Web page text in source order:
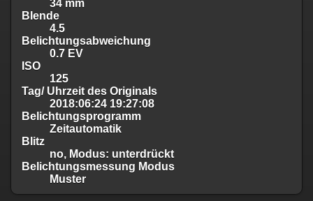
34 mm
Blende
4.5
Belichtungsabweichung
0.7 EV
ISO
125
Tag/ Uhrzeit des Originals
2018:06:24 19:27:08
Belichtungsprogramm
Zeitautomatik
Blitz
no, Modus: unterdrückt
Belichtungsmessung Modus
Muster